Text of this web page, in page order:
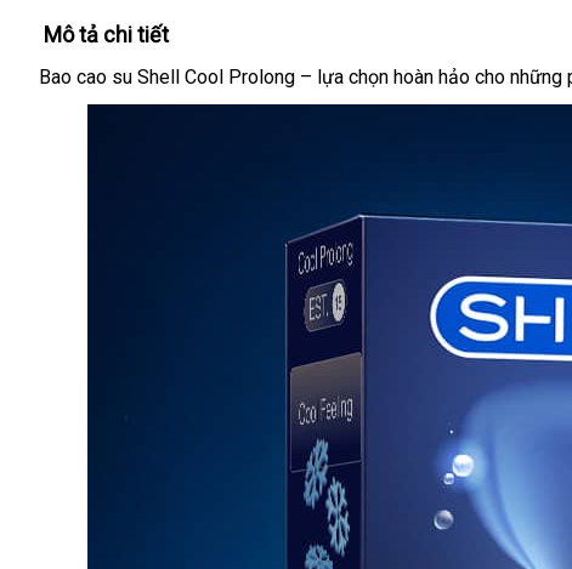
Mô tả chi tiết
Bao cao su Shell Cool Prolong – lựa chọn hoàn hảo cho những